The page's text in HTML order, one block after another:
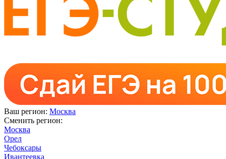
Ваш регион: Москва
Сменить регион:
Москва
Орел
Чебоксары
Ивантеевка